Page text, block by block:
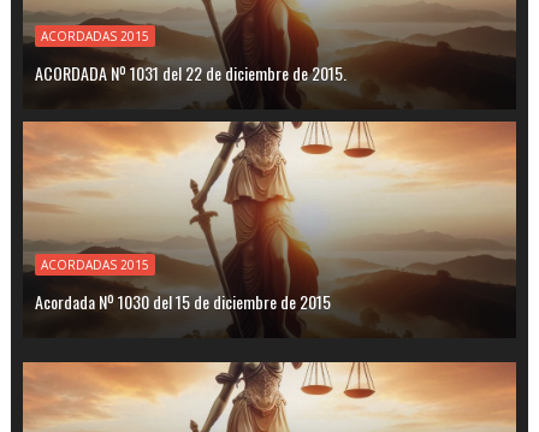
ACORDADAS 2015
ACORDADA Nº 1031 del 22 de diciembre de 2015.
ACORDADAS 2015
Acordada Nº 1030 del 15 de diciembre de 2015